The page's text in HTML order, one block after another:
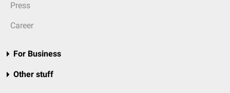
Press
Career
For Business
Other stuff